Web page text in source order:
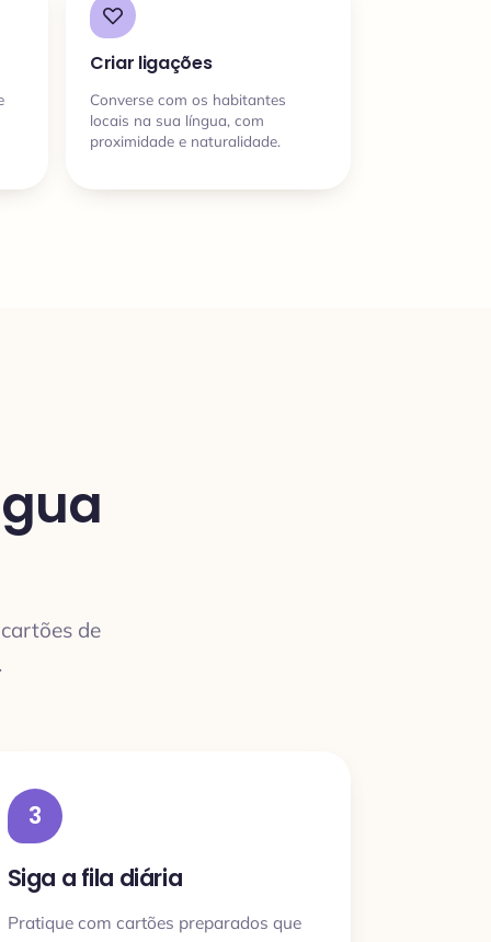
Criar ligações
Converse com os habitantes
locais na sua língua, com
proximidade e naturalidade.
de
3
Siga a fila diária
Pratique com cartões preparados que